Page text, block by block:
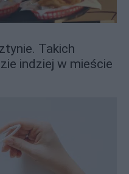
Takich
indziej w mieście